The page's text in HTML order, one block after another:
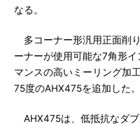
なる。
多コーナー形汎用正面削
ーナーが使用可能な7角形
マンスの高いミーリング加
75度のAHX475を追加した。
AHX475は、低抵抗なダ